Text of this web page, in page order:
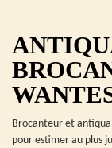
Brocanteur et
pour estimer au plus